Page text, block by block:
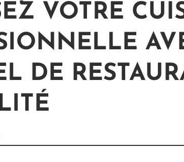
VOTRE
DE